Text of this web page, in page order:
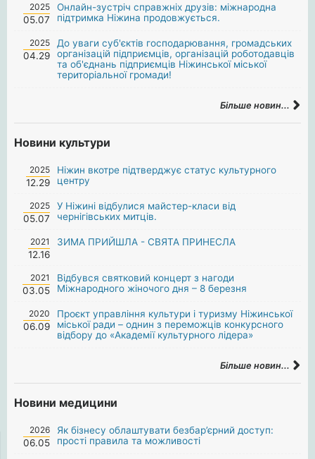
2025
05.07
Онлайн-зустріч справжніх друзів: міжнародна
підтримка Ніжина продовжується.
2025
04.29
До уваги суб'єктів господарювання, громадських
організацій підприємців, організацій роботодавців
та об'єднань підприємців Ніжинської міської
територіальної громади!
Більше новин...
Новини культури
2025
12.29
Ніжин вкотре підтверджує статус культурного
центру
2025
05.07
У Ніжині відбулися майстер-класи від
чернігівських митців.
2021
12.16
ЗИМА ПРИЙШЛА - СВЯТА ПРИНЕСЛА
2021
03.05
Відбувся святковий концерт з нагоди
Міжнародного жіночого дня – 8 березня
2020
06.09
Проєкт управління культури і туризму Ніжинської
міської ради – однин з переможців конкурсного
відбору до «Академії культурного лідера»
Більше новин...
Новини медицини
2026
06.05
Як бізнесу облаштувати безбар’єрний доступ:
прості правила та можливості